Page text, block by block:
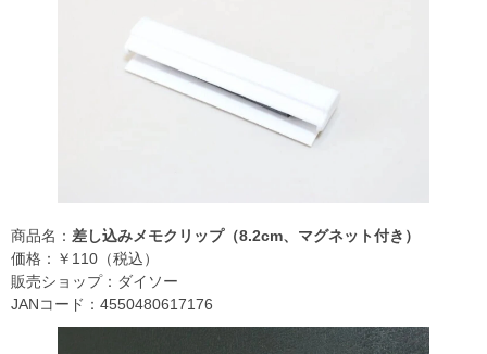
商品名： 差し込みメモクリップ（8.2cm、マグネット付き）
価格：￥110（税込）
販売ショップ：ダイソー
JANコード：4550480617176